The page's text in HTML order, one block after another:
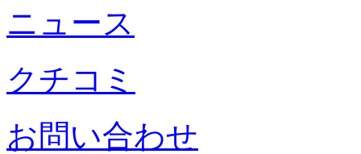
ニュース
クチコミ
お問い合わせ